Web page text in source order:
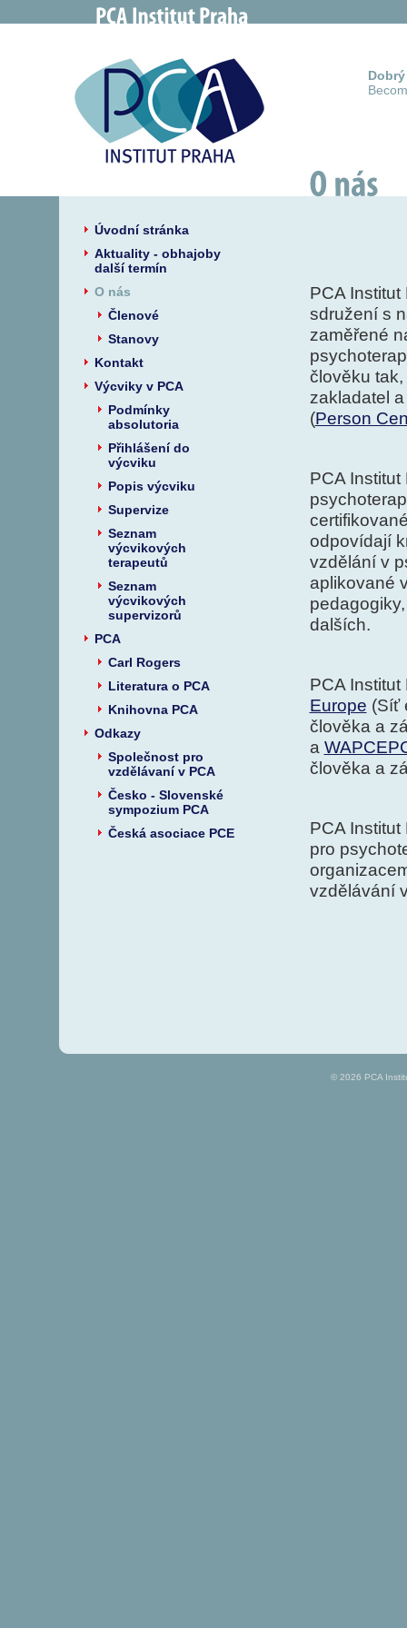
PCA
sdružení s
zaměřené
člověku
zakladatel
(Person
PCA
odpovídají
vzdělání v
aplikované
dalších.
PCA
Europe (Síť
člověka a
a
člověka a
PCA
pro
vzdělávání
Úvodní stránka
Aktuality - obhajoby
další termín
O nás
Členové
Stanovy
Kontakt
Výcviky v PCA
Podmínky
absolutoria
Přihlášení do
výcviku
Popis výcviku
Supervize
Seznam
výcvikových
terapeutů
Seznam
výcvikových
supervizorů
PCA
Carl Rogers
Literatura o PCA
Knihovna PCA
Odkazy
Společnost pro
vzdělávaní v PCA
Česko - Slovenské
sympozium PCA
Česká asociace PCE
© 2026 PCA